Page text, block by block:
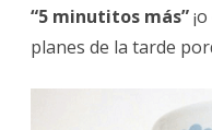
“5 minutitos más”
planes de la tarde